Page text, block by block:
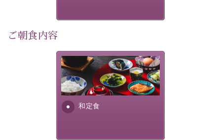
・諏訪大社4社を巡る無料参拝バス（事前予約制）
・館内着をご用意
・環境に配慮したアメニティをご用意
・館内フリーWi-Fi
・チェックイン15時、チェックアウト10時
ご朝食内容
和定食
さっぱりとした和食膳に使わ
れる食材は、諏訪の名産品を
ふんだんに取り入れ、安心・
安全を心掛けた長野県産...